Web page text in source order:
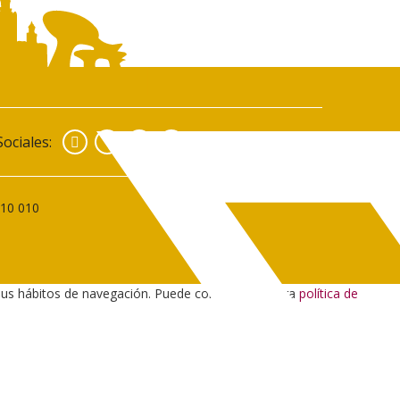
Facebook
010
hábitos de navegación. Puede consultar nuestra política de